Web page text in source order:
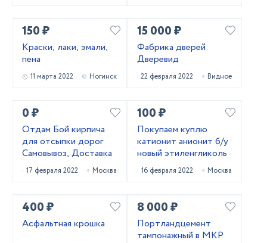
150 ₽
Краски, лаки, эмали,
пена
11 марта 2022 Ногинск
15 000 ₽
Фабрика дверей
Дверевид
22 февраля 2022 Видное
0 ₽
Отдам Бой кирпича
для отсыпки дорог
Самовывоз, Доставка
17 февраля 2022 Москва
100 ₽
Покупаем куплю
катионит анионит б/у
новый этиленгликоль
16 февраля 2022 Москва
400 ₽
Асфальтная крошка
8 000 ₽
Портландцемент
тампонажный в МКР